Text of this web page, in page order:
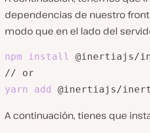
dependencias de nuestro
modo que en el lado del
npm install
@inertiajs/
yarn
add @inertiajs/
A continuación, tienes que